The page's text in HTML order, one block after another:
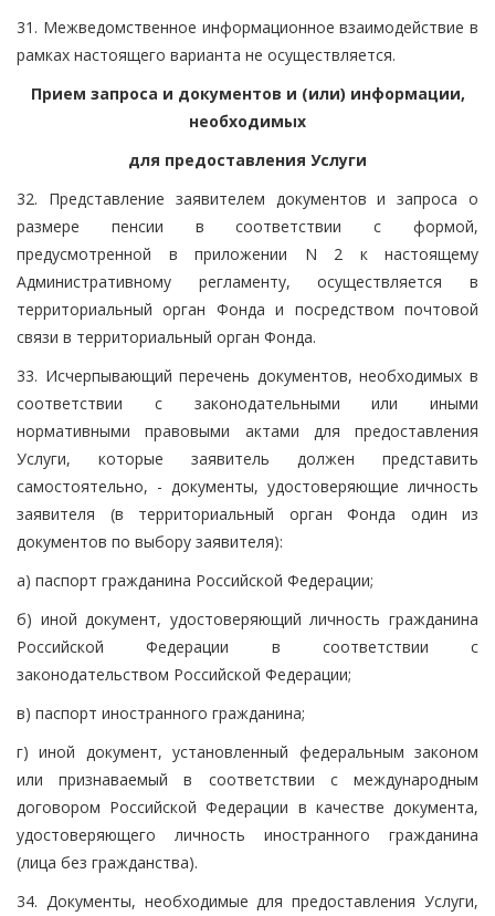
31. Межведомственное информационное взаимодействие в
рамках настоящего варианта не осуществляется.
Прием запроса и документов и (или) информации,
необходимых
для предоставления Услуги
32. Представление заявителем документов и запроса о
размере пенсии в соответствии с формой,
предусмотренной в приложении N 2 к настоящему
Административному регламенту, осуществляется в
территориальный орган Фонда и посредством почтовой
связи в территориальный орган Фонда.
33. Исчерпывающий перечень документов, необходимых в
соответствии с законодательными или иными
нормативными правовыми актами для предоставления
Услуги, которые заявитель должен представить
самостоятельно, - документы, удостоверяющие личность
заявителя (в территориальный орган Фонда один из
документов по выбору заявителя):
а) паспорт гражданина Российской Федерации;
б) иной документ, удостоверяющий личность гражданина
Российской Федерации в соответствии с
законодательством Российской Федерации;
в) паспорт иностранного гражданина;
г) иной документ, установленный федеральным законом
или признаваемый в соответствии с международным
договором Российской Федерации в качестве документа,
удостоверяющего личность иностранного гражданина
(лица без гражданства).
34. Документы, необходимые для предоставления Услуги,